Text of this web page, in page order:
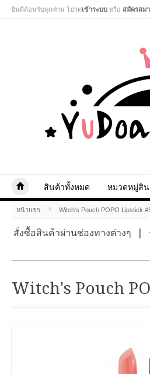
ยินดีต้อนรับทุกท่าน โปรดเข้าระบบ หรือ สมัครสม
สินค้าทั้งหมด หมวดหมู่สิ
หน้าแรก » Witch's Pouch POPO Lipstick
สั่งซื้อสินค้าผ่านช่องทางต่างๆ
Witch's Pouch